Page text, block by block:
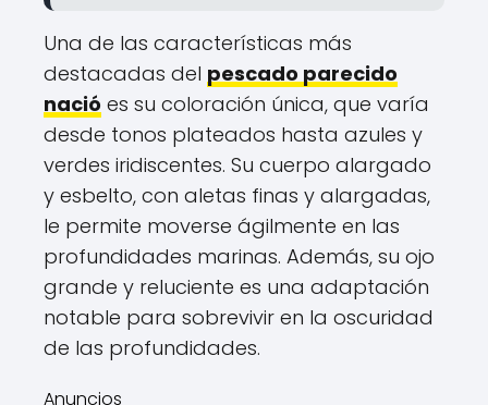
Una de las características más
destacadas del pescado parecido
nació es su coloración única, que varía
desde tonos plateados hasta azules y
verdes iridiscentes. Su cuerpo alargado
y esbelto, con aletas finas y alargadas,
le permite moverse ágilmente en las
profundidades marinas. Además, su ojo
grande y reluciente es una adaptación
notable para sobrevivir en la oscuridad
de las profundidades.
Anuncios